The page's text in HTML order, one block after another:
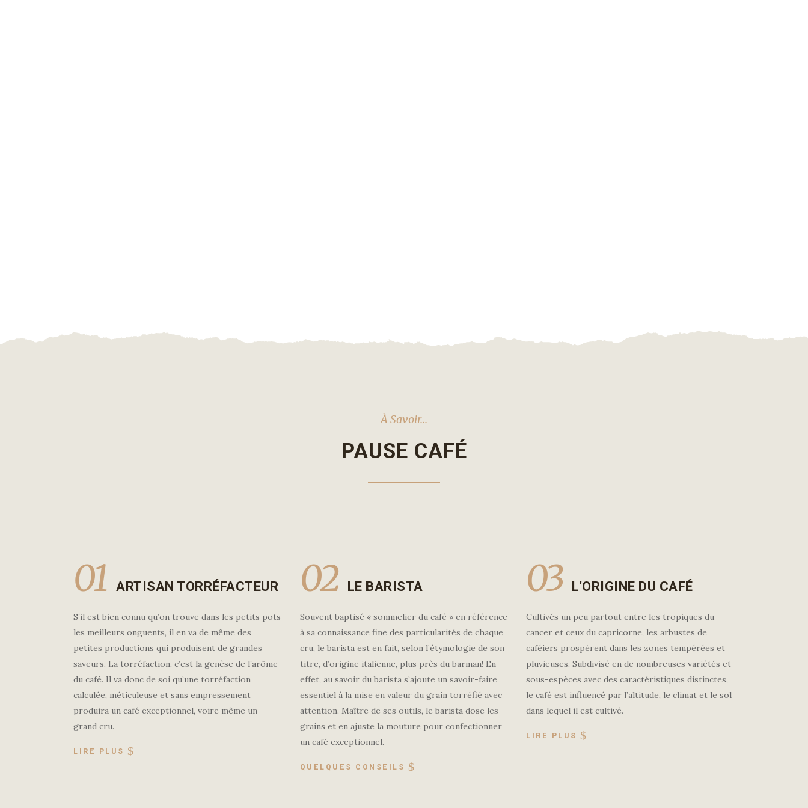
À Savoir...
PAUSE CAFÉ
01 ARTISAN TORRÉFACTEUR
S’il est bien connu qu’on trouve dans les petits pots
les meilleurs onguents, il en va de même des
petites productions qui produisent de grandes
saveurs. La torréfaction, c’est la genèse de l’arôme
du café. Il va donc de soi qu’une torréfaction
calculée, méticuleuse et sans empressement
produira un café exceptionnel, voire même un
grand cru.
LIRE PLUS
02 LE BARISTA
Souvent baptisé « sommelier du café » en référence
à sa connaissance fine des particularités de chaque
cru, le barista est en fait, selon l’étymologie de son
titre, d’origine italienne, plus près du barman! En
effet, au savoir du barista s’ajoute un savoir-faire
essentiel à la mise en valeur du grain torréfié avec
attention. Maître de ses outils, le barista dose les
grains et en ajuste la mouture pour confectionner
un café exceptionnel.
QUELQUES CONSEILS
03 L'ORIGINE DU CAFÉ
Cultivés un peu partout entre les tropiques du
cancer et ceux du capricorne, les arbustes de
caféiers prospèrent dans les zones tempérées et
pluvieuses. Subdivisé en de nombreuses variétés et
sous-espèces avec des caractéristiques distinctes,
le café est influencé par l’altitude, le climat et le sol
dans lequel il est cultivé.
LIRE PLUS